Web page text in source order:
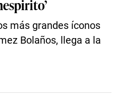
más grandes íconos
Bolaños, llega a la